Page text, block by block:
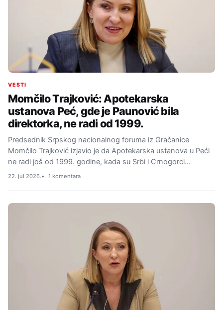
VESTI
Momčilo Trajković: Apotekarska
ustanova Peć, gde je Paunović bila
direktorka, ne radi od 1999.
Predsednik Srpskog nacionalnog foruma iz Gračanice
Momčilo Trajković izjavio je da Apotekarska ustanova u Peći
ne radi još od 1999. godine, kada su Srbi i Crnogorci…
22. jul 2026. 1 komentara